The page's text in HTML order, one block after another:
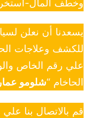
وخطف المال-
يسعدنا أن نعلن
للكشف وعلاجات
علي رقم الخاص
الحاخام “شلومو عمار
قم بالاتصال بنا علي